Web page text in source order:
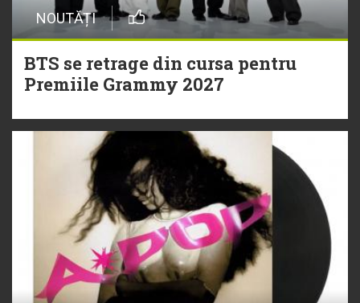
NOUTĂȚI
BTS se retrage din cursa pentru
Premiile Grammy 2027